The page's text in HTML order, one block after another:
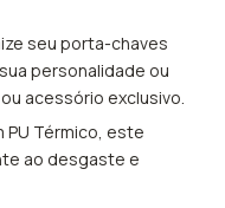
seu porta-chaves
personalidade ou
acessório exclusivo.
PU Térmico, este
ao desgaste e